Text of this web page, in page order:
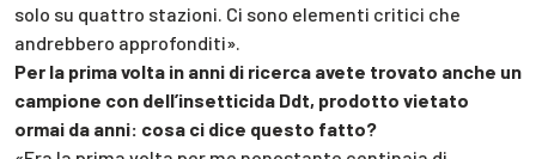
solo su quattro stazioni. Ci sono elementi critici che
andrebbero approfonditi».
Per la prima volta in anni di ricerca avete trovato anche un
campione con dell’insetticida Ddt, prodotto vietato
ormai da anni: cosa ci dice questo fatto?